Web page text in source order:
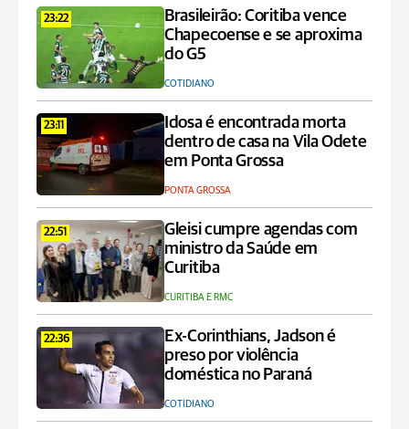
23:22
Brasileirão: Coritiba vence
Chapecoense e se aproxima
do G5
COTIDIANO
23:11
Idosa é encontrada morta
dentro de casa na Vila Odete
em Ponta Grossa
PONTA GROSSA
22:51
Gleisi cumpre agendas com
ministro da Saúde em
Curitiba
CURITIBA E RMC
22:36
Ex-Corinthians, Jadson é
preso por violência
doméstica no Paraná
COTIDIANO